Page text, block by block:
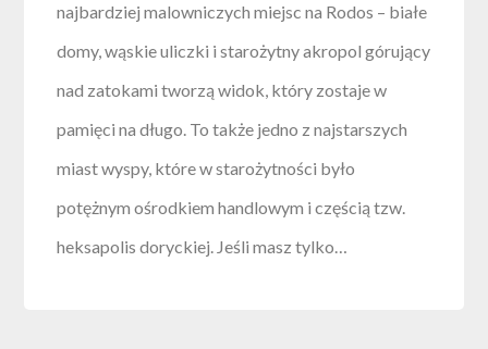
najbardziej malowniczych miejsc na Rodos – białe
domy, wąskie uliczki i starożytny akropol górujący
nad zatokami tworzą widok, który zostaje w
pamięci na długo. To także jedno z najstarszych
miast wyspy, które w starożytności było
potężnym ośrodkiem handlowym i częścią tzw.
heksapolis doryckiej. Jeśli masz tylko…